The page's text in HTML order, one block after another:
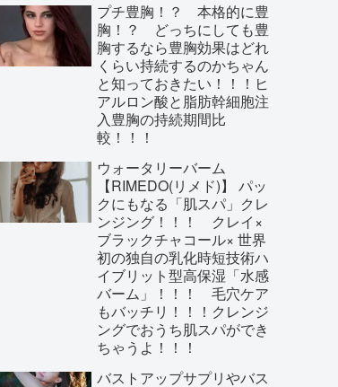
プチ豊胸！？ 本格的に豊
胸！？ どっちにしても豊
胸するなら豊胸効果はどれ
くらい持続するのかちゃん
と知っておきたい！！！ヒ
アルロン酸と脂肪幹細胞注
入豊胸の持続期間比
較！！！
ウォータリーバーム
【RIMEDO(リメド)】 パッ
クにもなる「肌スパ」クレ
ンジング！！！ クレイ×
ブラックチャコール× 世界
初の独自の乳化時短技術ハ
イブリット型高保湿「水感
バーム」！！！ 毛穴ケア
もバッチリ！！！クレンジ
ングでおうち肌スパができ
ちゃうよ！！！
バストアップサプリやバス